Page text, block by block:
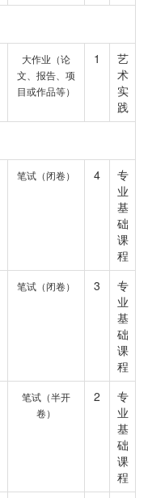
大作业（论
文、报告、项
目或作品等）
1
艺
术
实
践
笔试（闭卷） 4
专
业
基
础
课
程
笔试（闭卷） 3
专
业
基
础
课
程
笔试（半开
卷）
2
专
业
基
础
课
程